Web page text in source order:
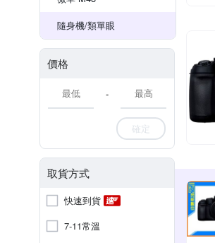
隨身機/類單眼
價格
-
確定
取貨方式
快速到貨
7-11常溫